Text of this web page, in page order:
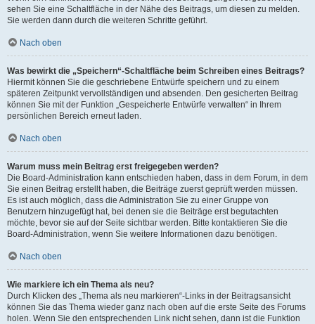
sehen Sie eine Schaltfläche in der Nähe des Beitrags, um diesen zu melden.
Sie werden dann durch die weiteren Schritte geführt.
Nach oben
Was bewirkt die „Speichern“-Schaltfläche beim Schreiben eines Beitrags?
Hiermit können Sie die geschriebene Entwürfe speichern und zu einem
späteren Zeitpunkt vervollständigen und absenden. Den gesicherten Beitrag
können Sie mit der Funktion „Gespeicherte Entwürfe verwalten“ in Ihrem
persönlichen Bereich erneut laden.
Nach oben
Warum muss mein Beitrag erst freigegeben werden?
Die Board-Administration kann entschieden haben, dass in dem Forum, in dem
Sie einen Beitrag erstellt haben, die Beiträge zuerst geprüft werden müssen.
Es ist auch möglich, dass die Administration Sie zu einer Gruppe von
Benutzern hinzugefügt hat, bei denen sie die Beiträge erst begutachten
möchte, bevor sie auf der Seite sichtbar werden. Bitte kontaktieren Sie die
Board-Administration, wenn Sie weitere Informationen dazu benötigen.
Nach oben
Wie markiere ich ein Thema als neu?
Durch Klicken des „Thema als neu markieren“-Links in der Beitragsansicht
können Sie das Thema wieder ganz nach oben auf die erste Seite des Forums
holen. Wenn Sie den entsprechenden Link nicht sehen, dann ist die Funktion